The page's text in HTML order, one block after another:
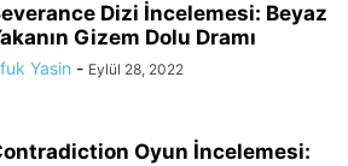
Dizi İncelemesi: Beyaz
Gizem Dolu Dramı
Yasin - Eylül 28, 2022
Oyun İncelemesi: